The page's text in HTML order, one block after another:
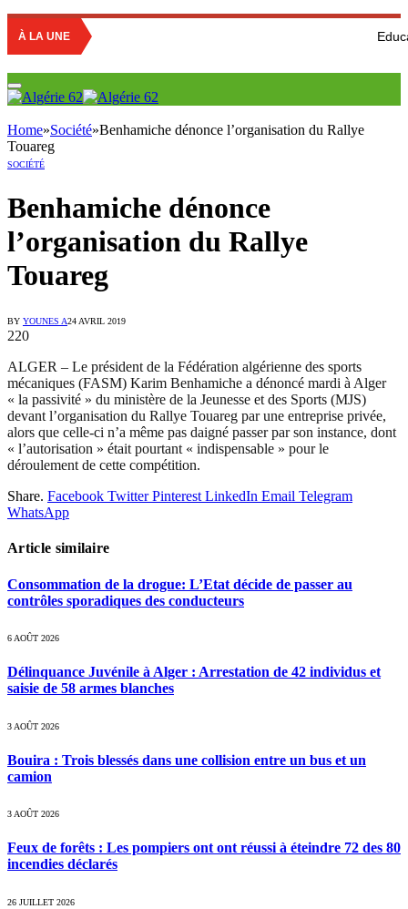
À LA UNE Education
Home»Société»Benhamiche dénonce l’organisation du Rallye
Touareg
SOCIÉTÉ
Benhamiche dénonce
l’organisation du Rallye
Touareg
BY YOUNES A24 AVRIL 2019
220
ALGER – Le président de la Fédération algérienne des sports
mécaniques (FASM) Karim Benhamiche a dénoncé mardi à Alger
« la passivité » du ministère de la Jeunesse et des Sports (MJS)
devant l’organisation du Rallye Touareg par une entreprise privée,
alors que celle-ci n’a même pas daigné passer par son instance, dont
« l’autorisation » était pourtant « indispensable » pour le
déroulement de cette compétition.
Share. Facebook Twitter Pinterest LinkedIn Email Telegram
WhatsApp
Article similaire
Consommation de la drogue: L’Etat décide de passer au
contrôles sporadiques des conducteurs
6 AOÛT 2026
Délinquance Juvénile à Alger : Arrestation de 42 individus et
saisie de 58 armes blanches
3 AOÛT 2026
Bouira : Trois blessés dans une collision entre un bus et un
camion
3 AOÛT 2026
Feux de forêts : Les pompiers ont ont réussi à éteindre 72 des 80
incendies déclarés
26 JUILLET 2026